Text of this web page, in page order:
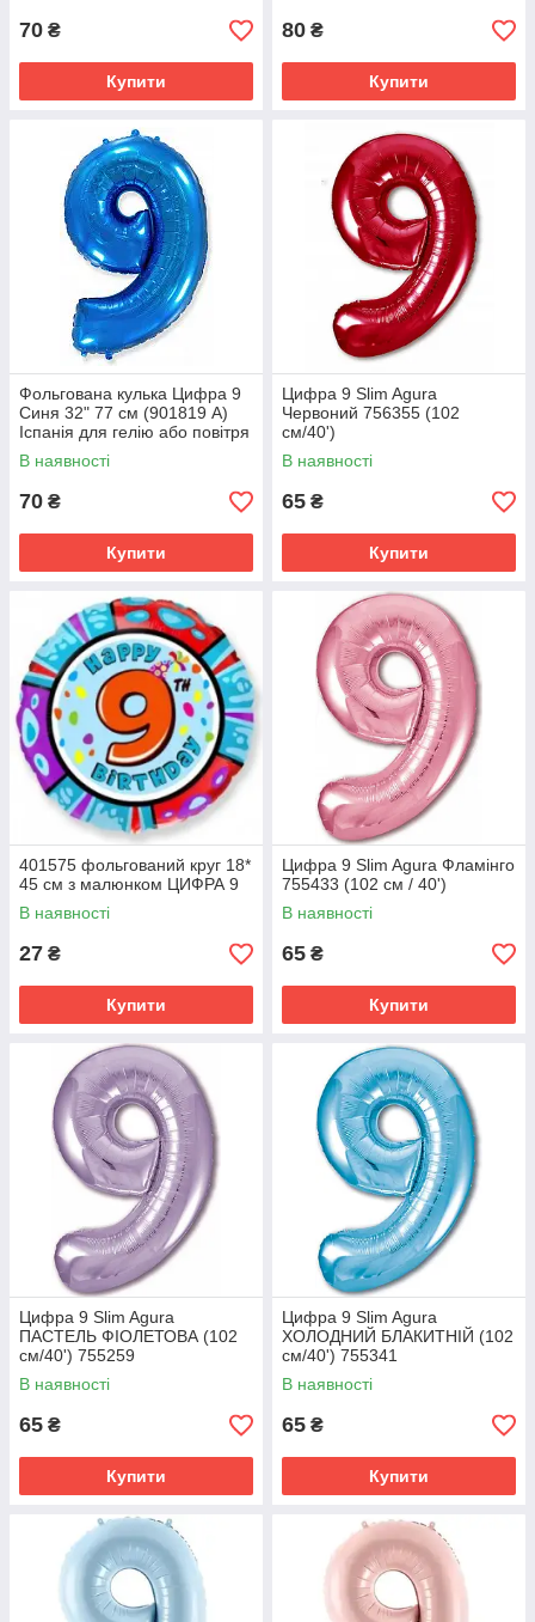
70 ₴
Купити
80 ₴
Купити
Фольгована кулька Цифра 9
Синя 32" 77 см (901819 A)
Іспанія для гелію або повітря
В наявності
70 ₴
Купити
Цифра 9 Slim Agura
Червоний 756355 (102
см/40')
В наявності
65 ₴
Купити
401575 фольгований круг 18*
45 см з малюнком ЦИФРА 9
В наявності
27 ₴
Купити
Цифра 9 Slim Agura Фламінго
755433 (102 см / 40')
В наявності
65 ₴
Купити
Цифра 9 Slim Agura
ПАСТЕЛЬ ФІОЛЕТОВА (102
см/40') 755259
В наявності
65 ₴
Купити
Цифра 9 Slim Agura
ХОЛОДНИЙ БЛАКИТНІЙ (102
см/40') 755341
В наявності
65 ₴
Купити